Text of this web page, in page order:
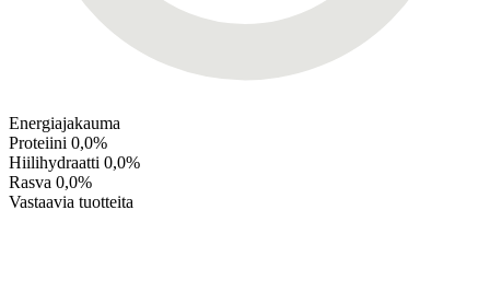
Energiajakauma
Proteiini 0,0%
Hiilihydraatti 0,0%
Rasva 0,0%
Vastaavia tuotteita